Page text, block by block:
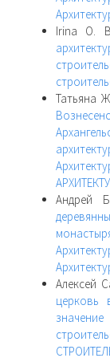
Irina O.
Татьяна
Андрей
Алексей
церковь